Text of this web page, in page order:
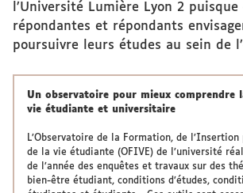
l’Université Lumière Lyon 2
répondantes et répondants
poursuivre leurs études au sein de
Un observatoire pour mieux comprendre
vie étudiante et universitaire
L’Observatoire de la Formation, de
de la vie étudiante (OFIVE) de l’université
de l’année des enquêtes et travaux sur des
bien-être étudiant, conditions d’études,